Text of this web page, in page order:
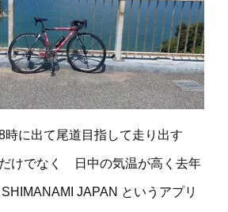
時に出て尾道目指して走り出す
けでなく 日中の気温が高く去年
JAPAN というアプリ